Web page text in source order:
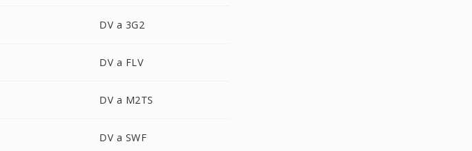
DV a 3G2
DV a FLV
DV a M2TS
DV a SWF